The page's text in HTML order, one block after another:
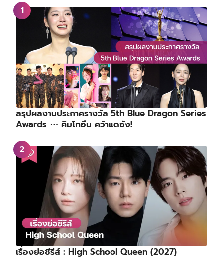
สรุปผลงานประกาศรางวัล 5th Blue Dragon Series
Awards ⋯ คิมโกอึน คว้าแดซัง!
เรื่องย่อซีรีส์ : High School Queen (2027)